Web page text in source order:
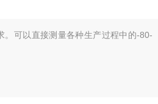
可以直接测量各种生产过程中的-80-